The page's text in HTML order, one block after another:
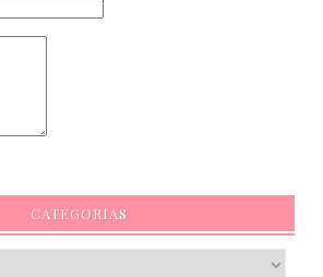
CATEGORIAS